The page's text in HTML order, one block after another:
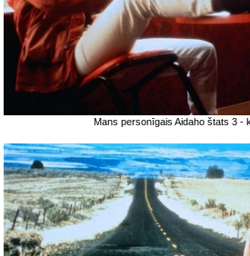
Mans personīgais Aidaho štats 3 -